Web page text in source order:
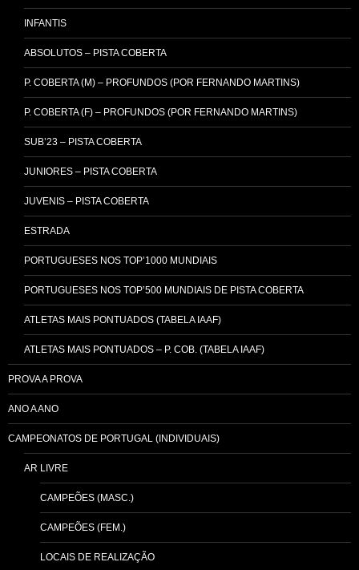
INFANTIS
ABSOLUTOS – PISTA COBERTA
P. COBERTA (M) – PROFUNDOS (POR FERNANDO MARTINS)
P. COBERTA (F) – PROFUNDOS (POR FERNANDO MARTINS)
SUB’23 – PISTA COBERTA
JUNIORES – PISTA COBERTA
JUVENIS – PISTA COBERTA
ESTRADA
PORTUGUESES NOS TOP’1000 MUNDIAIS
PORTUGUESES NOS TOP’500 MUNDIAIS DE PISTA COBERTA
ATLETAS MAIS PONTUADOS (TABELA IAAF)
ATLETAS MAIS PONTUADOS – P. COB. (TABELA IAAF)
PROVA A PROVA
ANO A ANO
CAMPEONATOS DE PORTUGAL (INDIVIDUAIS)
AR LIVRE
CAMPEÕES (MASC.)
CAMPEÕES (FEM.)
LOCAIS DE REALIZAÇÃO